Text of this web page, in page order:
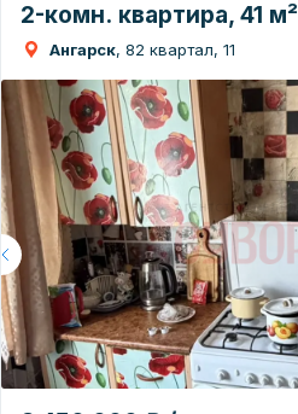
2-комн. квартира, 41 м²
Ангарск, 82 квартал, 11